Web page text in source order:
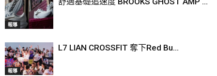
報導
報導
L7 LIAN CROSSFIT 奪下Red Bu...